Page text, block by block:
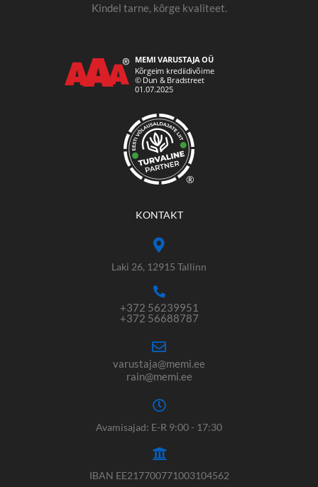
Kindel tarne, kõrge kvaliteet.
®
KONTAKT
Laki 26, 12915 Tallinn
+372 56239951
+372 56688787
varustaja@memi.ee
rain@memi.ee
Avamisajad: E-R 9:00 - 17:30
IBAN EE217700771003104562